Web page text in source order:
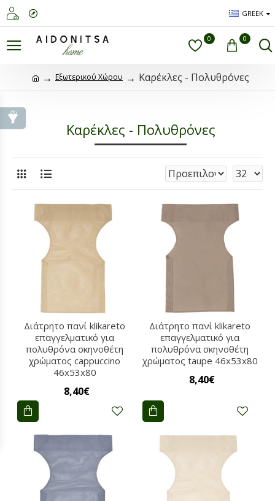
GREEK
0 0
Εξωτερικού Χώρου Καρέκλες - Πολυθρόνες
Καρέκλες - Πολυθρόνες
Διάτρητο πανί klikareto
επαγγελματικό για
πολυθρόνα σκηνοθέτη
χρώματος cappuccino
46x53x80
8,40€
Διάτρητο πανί klikareto
επαγγελματικό για
πολυθρόνα σκηνοθέτη
χρώματος taupe 46x53x80
8,40€